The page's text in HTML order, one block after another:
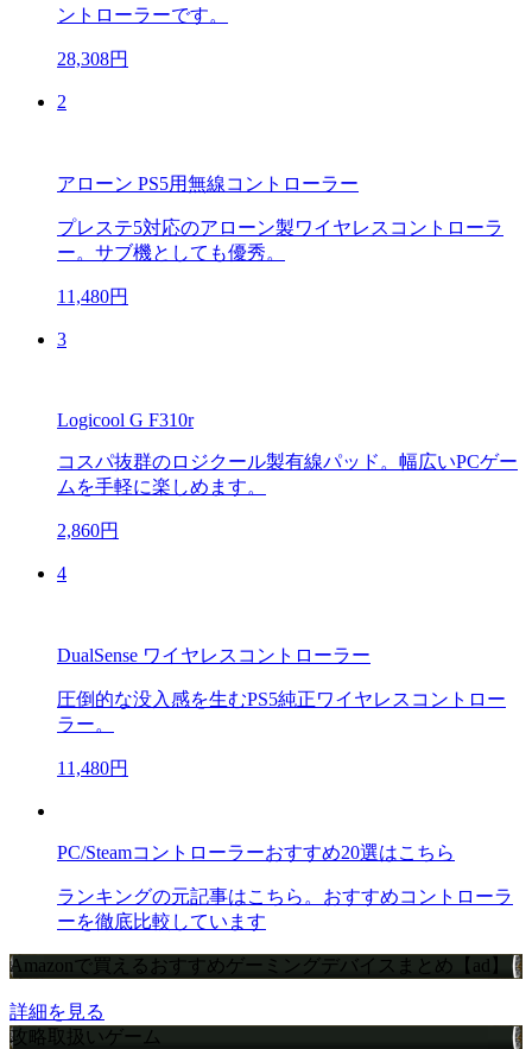
ントローラーです。
28,308円
2
アローン PS5用無線コントローラー
プレステ5対応のアローン製ワイヤレスコントローラ
ー。サブ機としても優秀。
11,480円
3
Logicool G F310r
コスパ抜群のロジクール製有線パッド。幅広いPCゲー
ムを手軽に楽しめます。
2,860円
4
DualSense ワイヤレスコントローラー
圧倒的な没入感を生むPS5純正ワイヤレスコントロー
ラー。
11,480円
PC/Steamコントローラーおすすめ20選はこちら
ランキングの元記事はこちら。おすすめコントローラ
ーを徹底比較しています
Amazonで買えるおすすめゲーミングデバイスまとめ【ad】
詳細を見る
攻略取扱いゲーム